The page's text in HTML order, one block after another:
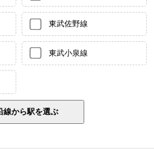
東武佐野線
東武小泉線